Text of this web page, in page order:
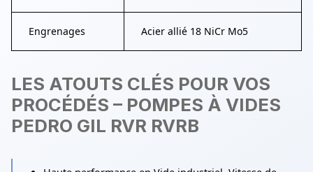
Engrenages Acier allié 18 NiCr Mo5
LES ATOUTS CLÉS POUR VOS
PROCÉDÉS – POMPES À VIDES
PEDRO GIL RVR RVRB